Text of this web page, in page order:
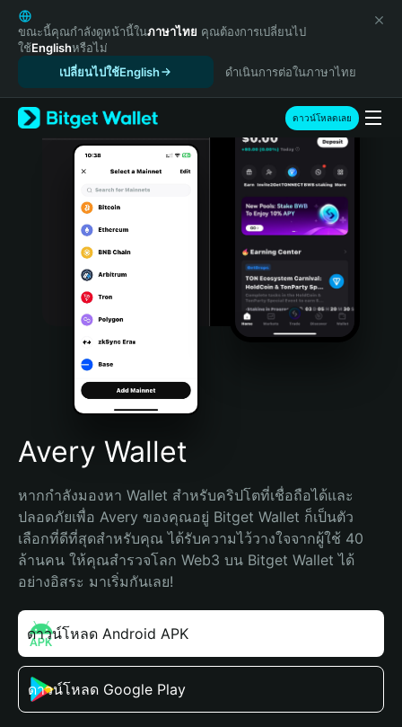
English
日本語
Tiếng Việt
Español (Latinoamérica)
Türkçe
Italiano
Português (Portugal)
Bahasa Indonesia
Português (Brasil)
Español (Argentina)
ขณะนี้คุณกำลังดูหน้านี้ในภาษาไทย คุณต้องการเปลี่ยนไป
ใช้Englishหรือไม่
เปลี่ยนไปใช้English
ดำเนินการต่อในภาษาไทย
ดาวน์โหลดเลย
Avery Wallet
หากกำลังมองหา Wallet สำหรับคริปโตที่เชื่อถือได้และ
ปลอดภัยเพื่อ Avery ของคุณอยู่ Bitget Wallet ก็เป็นตัว
เลือกที่ดีที่สุดสำหรับคุณ ได้รับความไว้วางใจจากผู้ใช้ 40
ล้านคน ให้คุณสำรวจโลก Web3 บน Bitget Wallet ได้
อย่างอิสระ มาเริ่มกันเลย!
ดาวน์โหลด Android APK
ดาวน์โหลด Google Play